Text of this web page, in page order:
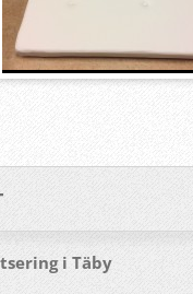
i Täby